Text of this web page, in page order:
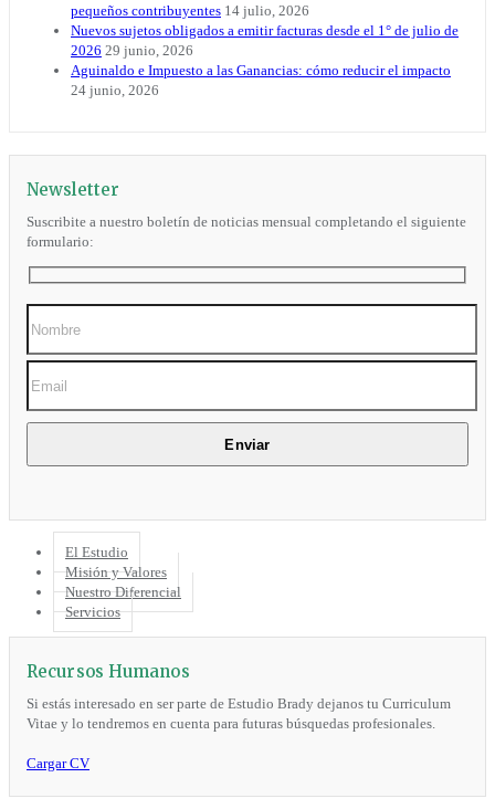
pequeños contribuyentes 14 julio, 2026
Nuevos sujetos obligados a emitir facturas desde el 1° de julio de
2026 29 junio, 2026
Aguinaldo e Impuesto a las Ganancias: cómo reducir el impacto
24 junio, 2026
Newsletter
Suscribite a nuestro boletín de noticias mensual completando el siguiente
formulario:
El Estudio
Misión y Valores
Nuestro Diferencial
Servicios
Recursos Humanos
Si estás interesado en ser parte de Estudio Brady dejanos tu Curriculum
Vitae y lo tendremos en cuenta para futuras búsquedas profesionales.
Cargar CV